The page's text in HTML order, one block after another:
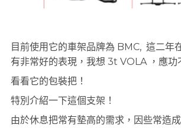
目前使用它的車架品牌為 BMC, 這二年
有非常好的表現，我想 3t VOLA ，應功
看看它的包裝把！
特別介紹一下這個支架！
由於休息把常有墊高的需求，因些常造